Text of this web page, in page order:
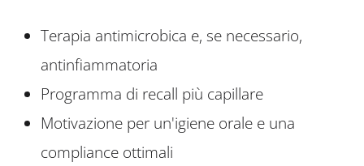
Terapia antimicrobica e, se necessario,
antinfiammatoria
Programma di recall più capillare
Motivazione per un'igiene orale e una
compliance ottimali